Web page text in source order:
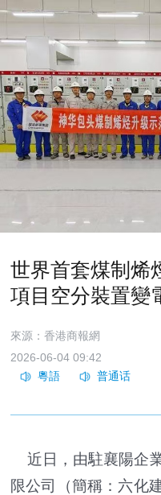
世界首套煤制烯
項目空分裝置變
來源：香港商報網
2026-06-04 09:42
近日，由駐襄陽企
限公司（簡稱：六化